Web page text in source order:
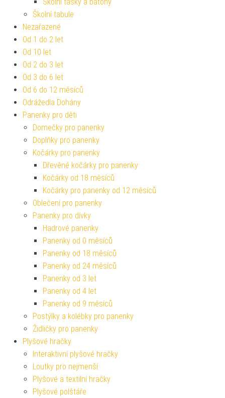
Školní tabule
Nezařazené
Od 1 do 2 let
Od 10 let
Od 2 do 3 let
Od 3 do 6 let
Od 6 do 12 měsíců
Odrážedla Dohány
Panenky pro děti
Domečky pro panenky
Doplňky pro panenky
Kočárky pro panenky
Dřevěné kočárky pro panenky
Kočárky od 18 měsíců
Kočárky pro panenky od 12 měsíců
Oblečení pro panenky
Panenky pro dívky
Hadrové panenky
Panenky od 0 měsíců
Panenky od 18 měsíců
Panenky od 24 měsíců
Panenky od 3 let
Panenky od 4 let
Panenky od 9 měsíců
Postýlky a kolébky pro panenky
Židličky pro panenky
Plyšové hračky
Interaktivní plyšové hračky
Loutky pro nejmenší
Plyšové a textilní hračky
Plyšové polštáře